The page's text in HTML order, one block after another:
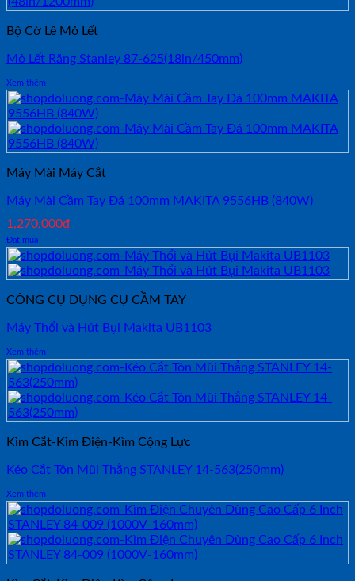
Bộ Cờ Lê Mỏ Lết
Mỏ Lết Răng Stanley 87-625(18in/450mm)
Xem thêm
Máy Mài Máy Cắt
Máy Mài Cầm Tay Đá 100mm MAKITA 9556HB (840W)
1,270,000₫
Đặt mua
CÔNG CỤ DỤNG CỤ CẦM TAY
Máy Thổi và Hút Bụi Makita UB1103
Xem thêm
Kìm Cắt-Kìm Điện-Kìm Cộng Lực
Kéo Cắt Tôn Mũi Thẳng STANLEY 14-563(250mm)
Xem thêm